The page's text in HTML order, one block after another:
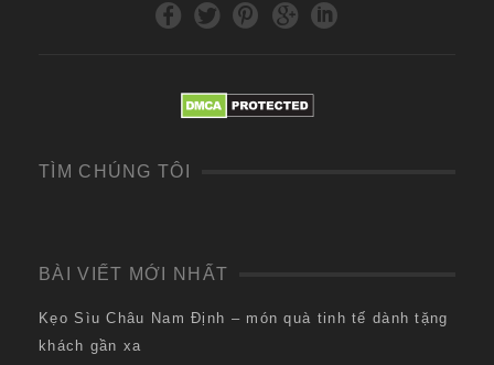
TÌM CHÚNG TÔI
BÀI VIẾT MỚI NHẤT
Kẹo Sìu Châu Nam Định – món quà tinh tế dành tặng
khách gần xa